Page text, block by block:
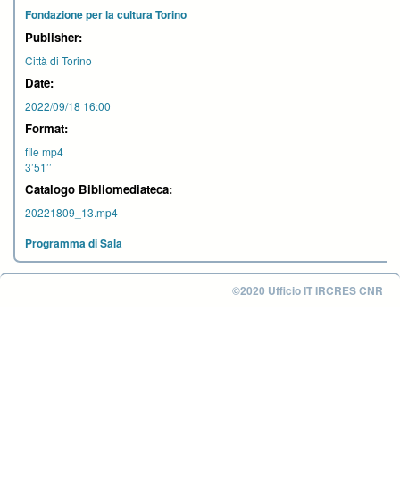
Fondazione per la cultura Torino
Publisher:
Città di Torino
Date:
2022/09/18 16:00
Format:
file mp4
3’51’’
Catalogo Bibliomediateca:
20221809_13.mp4
Programma di Sala
©2020 Ufficio IT IRCRES CNR